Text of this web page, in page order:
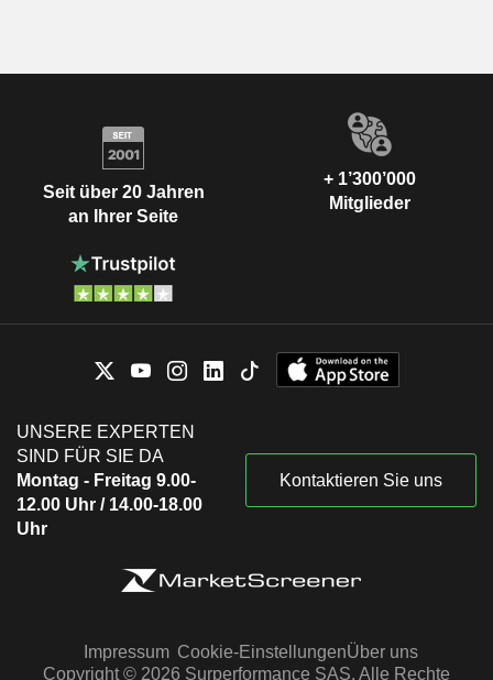
Seit über 20 Jahren
an Ihrer Seite
+ 1’300’000
Mitglieder
UNSERE EXPERTEN
SIND FÜR SIE DA
Montag - Freitag 9.00-
12.00 Uhr / 14.00-18.00
Uhr
Kontaktieren Sie uns
Impressum Cookie-EinstellungenÜber uns
Copyright © 2026 Surperformance SAS. Alle Rechte